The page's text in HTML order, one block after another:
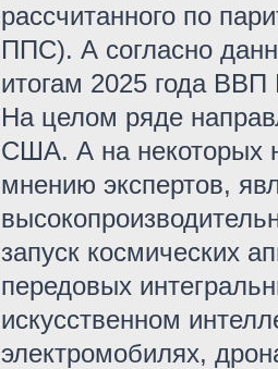
рассчитанного по
ППС). А согласно
итогам 2025 года
На целом ряде
США. А на некоторых
мнению экспертов,
запуск космических
передовых
искусственном
электромобилях,